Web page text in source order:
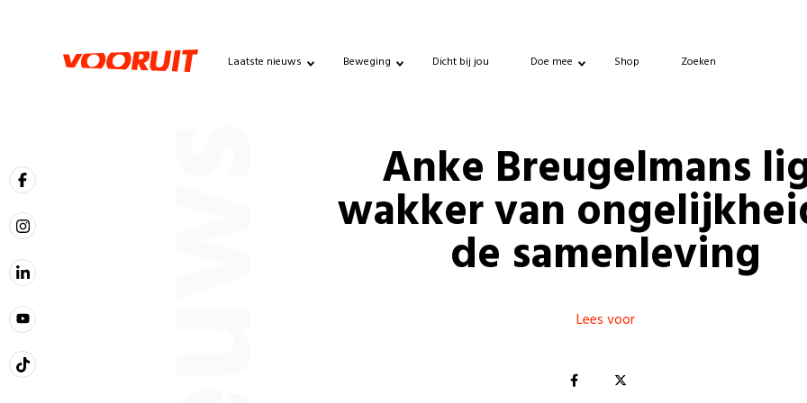
Laatste nieuws Beweging Dicht bij jou Doe mee Shop Zoeken
Anke Breugelmans
wakker van
de samenleving
Lees voor